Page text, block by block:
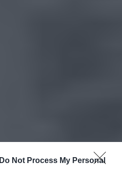
Do Not Process My Personal